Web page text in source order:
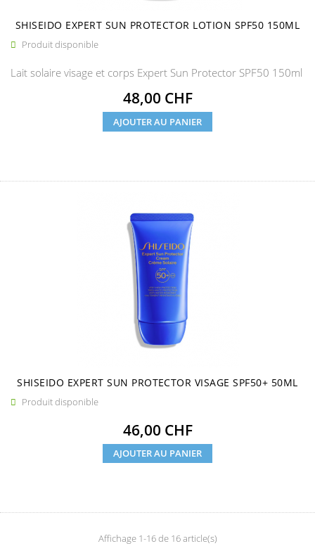
SHISEIDO EXPERT SUN PROTECTOR LOTION SPF50 150ML
 Produit disponible
Lait solaire visage et corps Expert Sun Protector SPF50 150ml
Prix
48,00 CHF
AJOUTER AU PANIER
SHISEIDO EXPERT SUN PROTECTOR VISAGE SPF50+ 50ML
 Produit disponible
Prix
46,00 CHF
AJOUTER AU PANIER
Affichage 1-16 de 16 article(s)